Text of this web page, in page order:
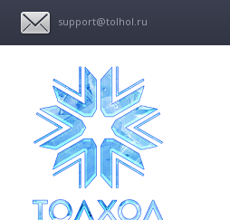
support@tolhol.ru